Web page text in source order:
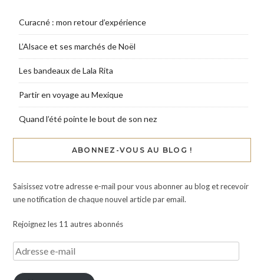
Curacné : mon retour d’expérience
L’Alsace et ses marchés de Noël
Les bandeaux de Lala Rita
Partir en voyage au Mexique
Quand l’été pointe le bout de son nez
ABONNEZ-VOUS AU BLOG !
Saisissez votre adresse e-mail pour vous abonner au blog et recevoir
une notification de chaque nouvel article par email.
Rejoignez les 11 autres abonnés